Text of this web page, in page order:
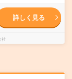
詳しく見る